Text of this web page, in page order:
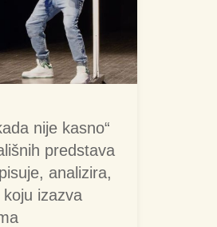
nije kasno“
predstava
analizira,
koju izazva